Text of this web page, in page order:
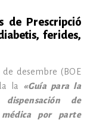
de Prescripció
ferides,
desembre (BOE
la «Guía para la
de
por parte